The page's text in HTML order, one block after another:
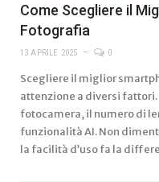
Come Scegliere il
Fotografia
13 APRILE 2025 0
Scegliere il miglior
attenzione a diversi
fotocamera, il numero di
funzionalità AI. Non
la facilità d’uso fa la